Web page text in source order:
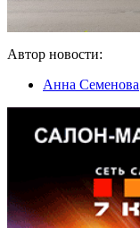
Автор новости:
Анна Семенова